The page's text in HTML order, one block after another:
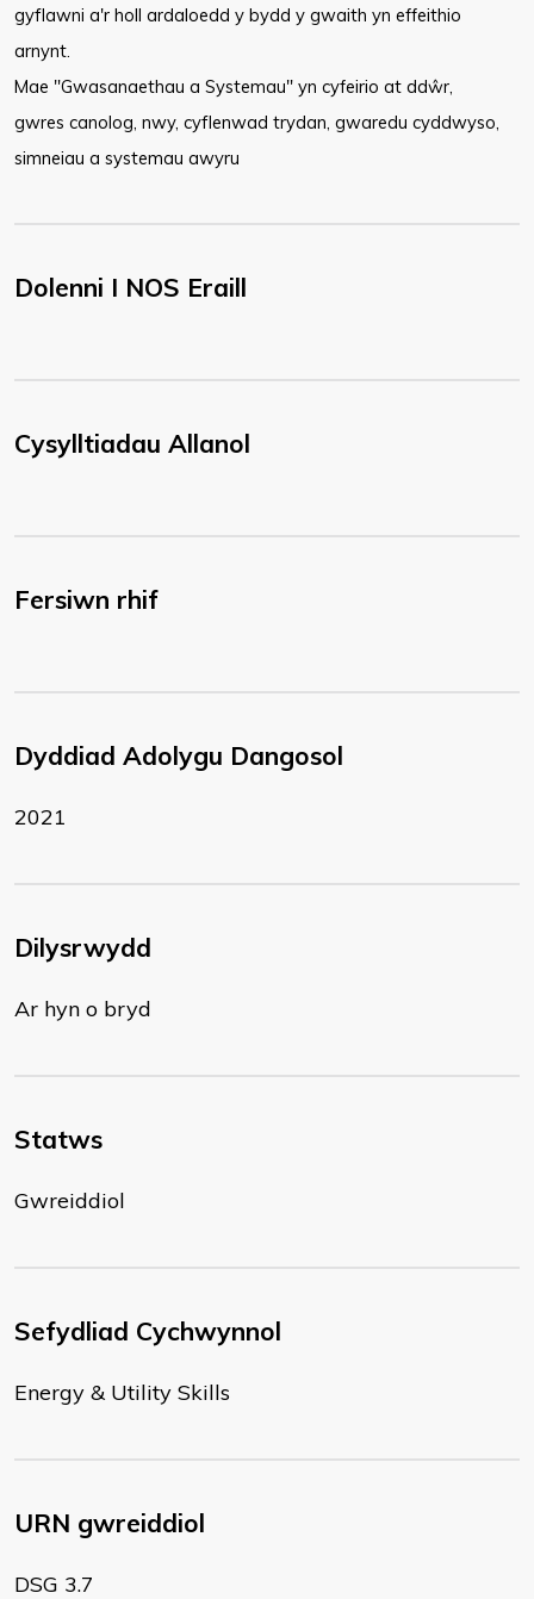
gyflawni a'r holl ardaloedd y bydd y gwaith yn effeithio
arnynt.
Mae "Gwasanaethau a Systemau" yn cyfeirio at ddŵr,
gwres canolog, nwy, cyflenwad trydan, gwaredu cyddwyso,
simneiau a systemau awyru
Dolenni I NOS Eraill
Cysylltiadau Allanol
Fersiwn rhif
Dyddiad Adolygu Dangosol
2021
Dilysrwydd
Ar hyn o bryd
Statws
Gwreiddiol
Sefydliad Cychwynnol
Energy & Utility Skills
URN gwreiddiol
DSG 3.7